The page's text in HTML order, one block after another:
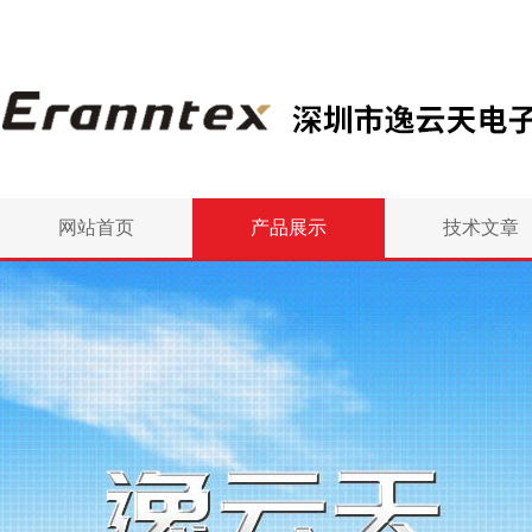
网站首页 产品展示 技术文章